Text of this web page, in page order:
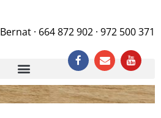
Bernat · 664 872 902 · 972 500 371